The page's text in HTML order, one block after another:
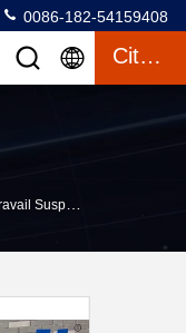
0086-182-54159408
Citation
Suspendues